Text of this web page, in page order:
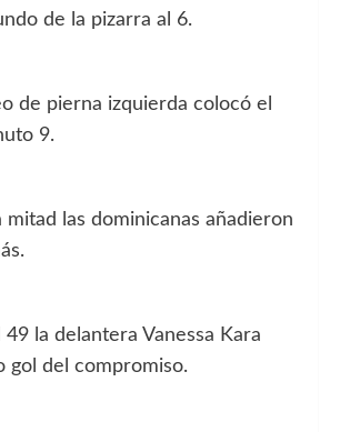
de la pizarra al 6.
de pierna izquierda colocó el
9.
mitad las dominicanas añadieron
la delantera Vanessa Kara
gol del compromiso.